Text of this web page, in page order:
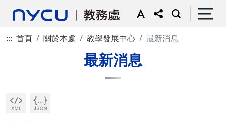
::: 首頁 關於本處 教學發展中心 最新消息
最新消息